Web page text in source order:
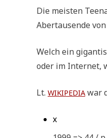
Die mei­sten
Aber­tau­sen­de
Welch ein
oder im Inter­net,
Lt. WIKIPEDIA war
x